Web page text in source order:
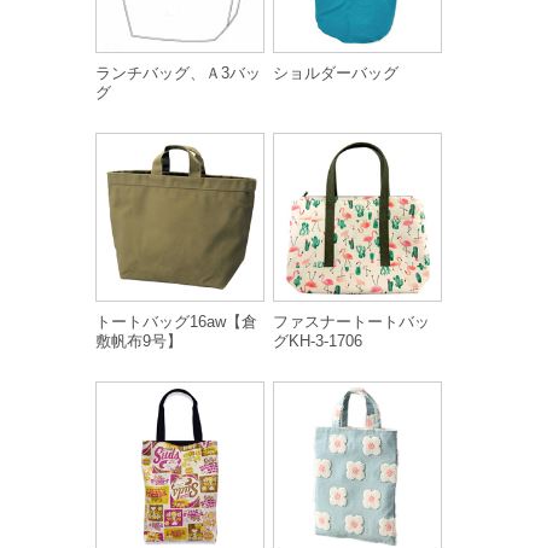
ランチバッグ、Ａ3バッ
グ
ショルダーバッグ
トートバッグ16aw【倉
敷帆布9号】
ファスナートートバッ
グKH-3-1706